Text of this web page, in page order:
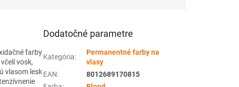
farby
vosk,
vlasom lesk
Dodatočné parametre
Kategória:
Permanentné farby na
vlasy
EAN:
8012689170815